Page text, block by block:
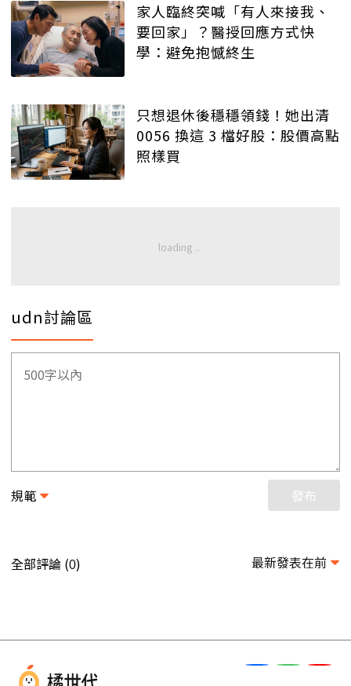
家人臨終突喊「有人來接我、
要回家」？醫授回應方式快
學：避免抱憾終生
只想退休後穩穩領錢！她出清
0056 換這 3 檔好股：股價高點
照樣買
udn討論區
規範 發布
全部評論 (0) 最新發表在前